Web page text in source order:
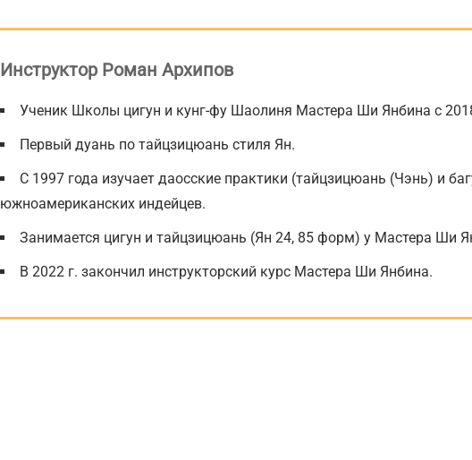
Инструктор Роман Архипов
Ученик Школы цигун и кунг-фу Шаолиня Мастера Ши Янбина с
Первый дуань по тайцзицюань стиля Ян.
С 1997 года изучает даосские практики (тайцзицюань (Чэнь) и
южноамериканских индейцев.
Занимается цигун и тайцзицюань (Ян 24, 85 форм) у Мастера Ши
В 2022 г. закончил инструкторский курс Мастера Ши Янбина.